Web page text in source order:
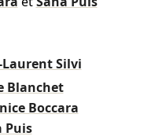
Laurent Silvi
Blanchet
Boccara
Puis